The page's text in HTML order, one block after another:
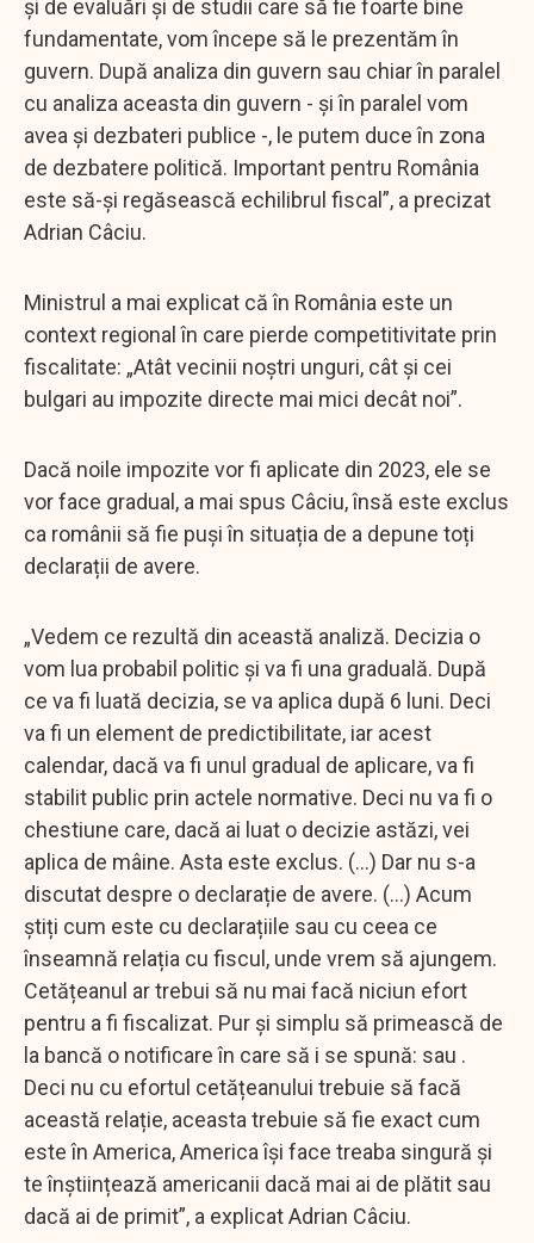
și de evaluări și de studii care să fie foarte bine
fundamentate, vom începe să le prezentăm în
guvern. După analiza din guvern sau chiar în paralel
cu analiza aceasta din guvern - și în paralel vom
avea și dezbateri publice -, le putem duce în zona
de dezbatere politică. Important pentru România
este să-și regăsească echilibrul fiscal”, a precizat
Adrian Câciu.
Ministrul a mai explicat că în România este un
context regional în care pierde competitivitate prin
fiscalitate: „Atât vecinii noștri unguri, cât și cei
bulgari au impozite directe mai mici decât noi”.
Dacă noile impozite vor fi aplicate din 2023, ele se
vor face gradual, a mai spus Câciu, însă este exclus
ca românii să fie puși în situația de a depune toți
declarații de avere.
„Vedem ce rezultă din această analiză. Decizia o
vom lua probabil politic și va fi una graduală. După
ce va fi luată decizia, se va aplica după 6 luni. Deci
va fi un element de predictibilitate, iar acest
calendar, dacă va fi unul gradual de aplicare, va fi
stabilit public prin actele normative. Deci nu va fi o
chestiune care, dacă ai luat o decizie astăzi, vei
aplica de mâine. Asta este exclus. (...) Dar nu s-a
discutat despre o declarație de avere. (...) Acum
știți cum este cu declarațiile sau cu ceea ce
înseamnă relația cu fiscul, unde vrem să ajungem.
Cetățeanul ar trebui să nu mai facă niciun efort
pentru a fi fiscalizat. Pur și simplu să primească de
la bancă o notificare în care să i se spună: sau .
Deci nu cu efortul cetățeanului trebuie să facă
această relație, aceasta trebuie să fie exact cum
este în America, America își face treaba singură și
te înștiințează americanii dacă mai ai de plătit sau
dacă ai de primit”, a explicat Adrian Câciu.